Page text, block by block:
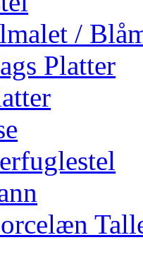
/
Platter